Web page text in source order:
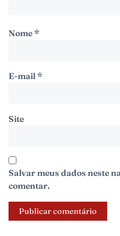
Nome*
E-mail*
Site
Salvar meus dados neste
comentar.